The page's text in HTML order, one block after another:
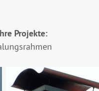
Projekte: